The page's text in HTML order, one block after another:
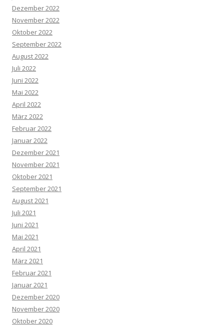
Dezember 2022
November 2022
Oktober 2022
September 2022
August 2022
Juli 2022
Juni 2022
Mai 2022
April 2022
März 2022
Februar 2022
Januar 2022
Dezember 2021
November 2021
Oktober 2021
September 2021
August 2021
Juli 2021
Juni 2021
Mai 2021
April 2021
März 2021
Februar 2021
Januar 2021
Dezember 2020
November 2020
Oktober 2020